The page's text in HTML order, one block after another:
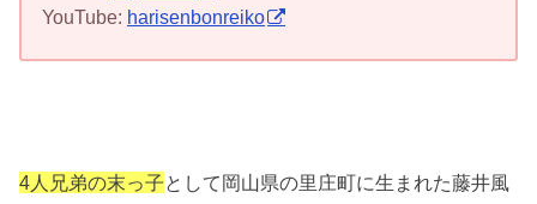
YouTube: harisenbonreiko
4人兄弟の末っ子として岡山県の里庄町に生まれた藤井風